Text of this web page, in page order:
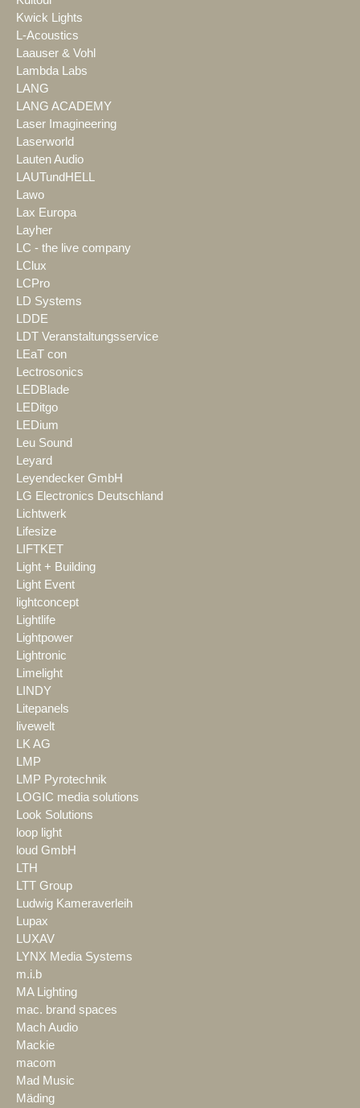
Kwick Lights
L-Acoustics
Laauser & Vohl
Lambda Labs
LANG
LANG ACADEMY
Laser Imagineering
Laserworld
Lauten Audio
LAUTundHELL
Lawo
Lax Europa
Layher
LC - the live company
LClux
LCPro
LD Systems
LDDE
LDT Veranstaltungsservice
LEaT con
Lectrosonics
LEDBlade
LEDitgo
LEDium
Leu Sound
Leyard
Leyendecker GmbH
LG Electronics Deutschland
Lichtwerk
Lifesize
LIFTKET
Light + Building
Light Event
lightconcept
Lightlife
Lightpower
Lightronic
Limelight
LINDY
Litepanels
livewelt
LK AG
LMP
LMP Pyrotechnik
LOGIC media solutions
Look Solutions
loop light
loud GmbH
LTH
LTT Group
Ludwig Kameraverleih
Lupax
LUXAV
LYNX Media Systems
m.i.b
MA Lighting
mac. brand spaces
Mach Audio
Mackie
macom
Mad Music
Mäding